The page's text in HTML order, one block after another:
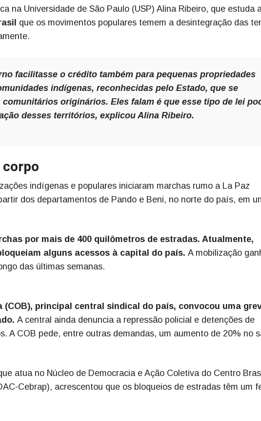
na Universidade de São Paulo (USP) Alina Ribeiro, que estuda
que os movimentos populares temem a desintegração das
facilitasse o crédito também para pequenas propriedades
indígenas, reconhecidas pelo Estado, que se
originários. Eles falam é que esse tipo de lei
desses territórios, explicou Alina Ribeiro.
indígenas e populares iniciaram marchas rumo a La Paz
dos departamentos de Pando e Beni, no norte do país, em
por mais de 400 quilômetros de estradas. Atualmente,
alguns acessos à capital do país. A mobilização
das últimas semanas.
(COB), principal central sindical do país, convocou uma
A central ainda denuncia a repressão policial e detenções de
A COB pede, entre outras demandas, um aumento de 20% no
atua no Núcleo de Democracia e Ação Coletiva do Centro
Cebrap), acrescentou que os bloqueios de estradas têm um